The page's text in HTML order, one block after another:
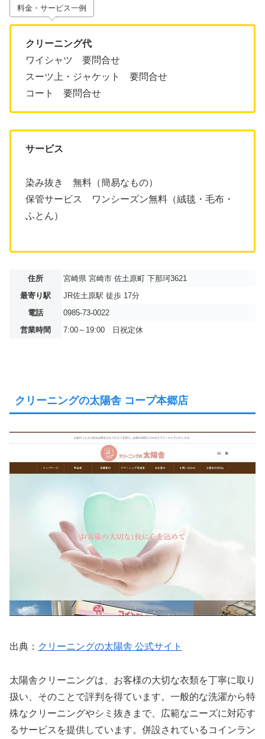
料金・サービス一例
クリーニング代
ワイシャツ 要問合せ
スーツ上・ジャケット 要問合せ
コート 要問合せ
サービス
染み抜き 無料（簡易なもの）
保管サービス ワンシーズン無料（絨毯・毛布・
ふとん）
住所
宮崎県 宮崎市 佐土原町 下那珂3621
最寄り駅
JR佐土原駅 徒歩 17分
電話
0985-73-0022
営業時間
7:00～19:00 日祝定休
クリーニングの太陽舎 コープ本郷店
出典： クリーニングの太陽舎 公式サイト
太陽舎クリーニングは、お客様の大切な衣類を丁寧に取り
扱い、そのことで評判を得ています。一般的な洗濯から特
殊なクリーニングやシミ抜きまで、広範なニーズに対応す
るサービスを提供しています。併設されているコインラン